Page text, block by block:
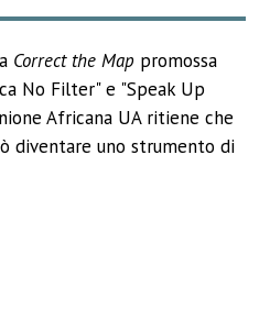
Correct the Map promossa
No Filter" e "Speak Up
Africana UA ritiene che
diventare uno strumento di